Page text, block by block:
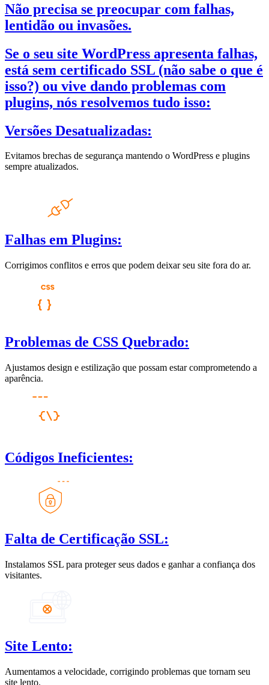
Não precisa se preocupar com falhas,
lentidão ou invasões.
Se o seu site WordPress apresenta falhas,
está sem certificado SSL (não sabe o que é
isso?) ou vive dando problemas com
plugins, nós resolvemos tudo isso:
Versões Desatualizadas:
Evitamos brechas de segurança mantendo o WordPress e plugins
sempre atualizados.
Falhas em Plugins:
Corrigimos conflitos e erros que podem deixar seu site fora do ar.
Problemas de CSS Quebrado:
Ajustamos design e estilização que possam estar comprometendo a
aparência.
Códigos Ineficientes:
Falta de Certificação SSL:
Instalamos SSL para proteger seus dados e ganhar a confiança dos
visitantes.
Site Lento:
Aumentamos a velocidade, corrigindo problemas que tornam seu
site lento.